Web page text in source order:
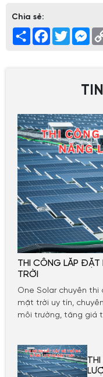
Chia sẻ:
ShareFacebook
Twitter
THI CÔNG LẮP ĐẶT
TRỜI
One Solar chuyên
mặt trời uy tín,
môi trường, tăng giá